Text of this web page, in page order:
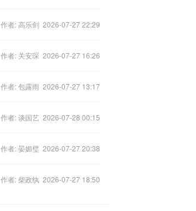
作者: 高乐剑 2026-07-27 22:29
作者: 关安琛 2026-07-27 16:26
作者: 包露雨 2026-07-27 13:17
作者: 谈国艺 2026-07-28 00:15
作者: 晏媚璧 2026-07-27 20:38
作者: 柴政纨 2026-07-27 18:50